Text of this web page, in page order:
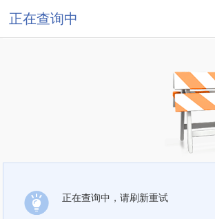
正在查询中
正在查询中，请刷新重试